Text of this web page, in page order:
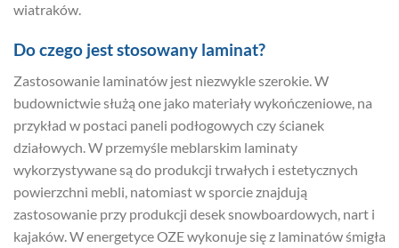
wiatraków.
Do czego jest stosowany laminat?
Zastosowanie laminatów jest niezwykle szerokie. W
budownictwie służą one jako materiały wykończeniowe, na
przykład w postaci paneli podłogowych czy ścianek
działowych. W przemyśle meblarskim laminaty
wykorzystywane są do produkcji trwałych i estetycznych
powierzchni mebli, natomiast w sporcie znajdują
zastosowanie przy produkcji desek snowboardowych, nart i
kajaków. W energetyce OZE wykonuje się z laminatów śmigła